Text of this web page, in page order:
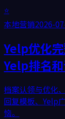
⭐
本地营销2026-
Yelp优化
Yelp排名和
档案认领与优化
回复模板、Yelp
恼。